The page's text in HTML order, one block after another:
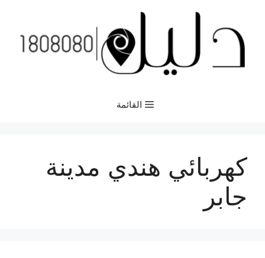
المحتوى
القائمة
كهربائي هندي مدينة
جابر